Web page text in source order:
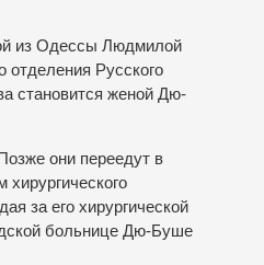
из Одессы Людмилой
отделения Русского
становится женой Дю-
они переедут в
за его хирургической
больнице Дю-Буше